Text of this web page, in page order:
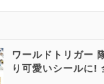
ワールドトリガー
り可愛いシールに!